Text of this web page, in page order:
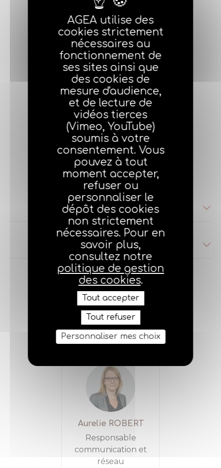
Philippe LEHNER
Responsable
administratif et
financier
philippe.lehner@agea.f
r
01 70 98 48 42
Adhésions
Comptabilité
Communication
Aurelie ROBERT
Responsable
communication et
réseau
AGEA utilise des
cookies strictement
nécessaires au
fonctionnement de
ses sites ainsi que
des cookies de
mesure d'audience,
et de lecture de
vidéos tierces
(Vimeo, YouTube)
soumis à votre
consentement. Vous
pouvez à tout
moment accepter,
refuser ou
personnaliser le
dépôt des cookies
non strictement
nécessaires. Pour en
savoir plus,
consultez notre
politique de gestion
des cookies.
Tout accepter
Tout refuser
Personnaliser mes choix